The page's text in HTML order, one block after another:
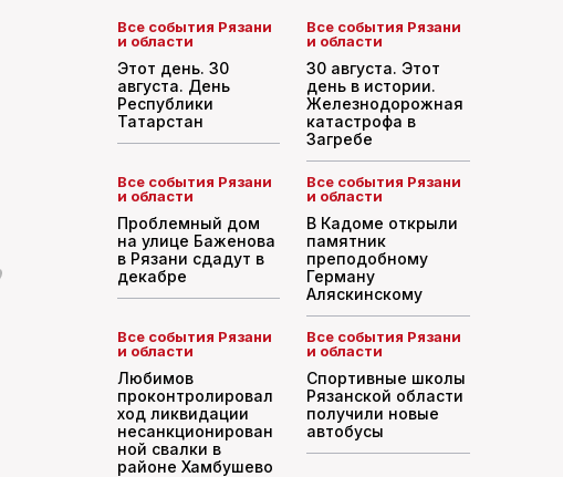
Все события Рязани
и области
Этот день. 30
августа. День
Республики
Татарстан
Все события Рязани
и области
30 августа. Этот
день в истории.
Железнодорожная
катастрофа в
Загребе
Все события Рязани
и области
Проблемный дом
на улице Баженова
в Рязани сдадут в
декабре
Все события Рязани
и области
В Кадоме открыли
памятник
преподобному
Герману
Аляскинскому
Все события Рязани
и области
Любимов
проконтролировал
ход ликвидации
несанкционирован
ной свалки в
районе Хамбушево
Все события Рязани
и области
Спортивные школы
Рязанской области
получили новые
автобусы